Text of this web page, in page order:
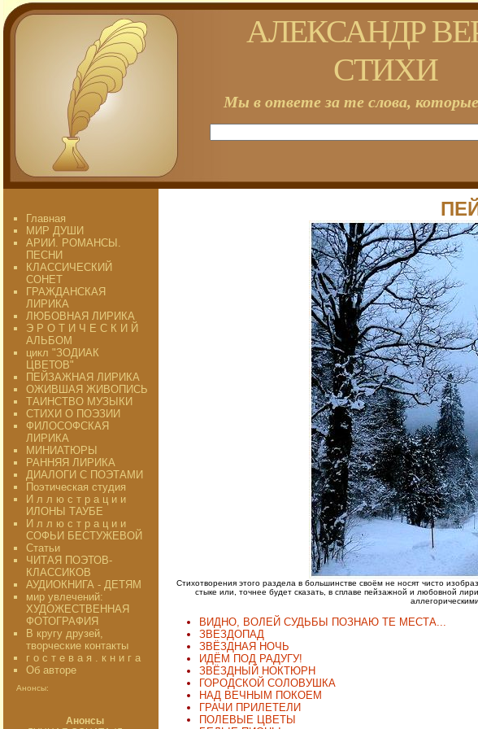
АЛЕКСАНДР
СТИХИ
Мы в ответе за те слова,
Главная
МИР ДУШИ
АРИИ. РОМАНСЫ.
ПЕСНИ
КЛАССИЧЕСКИЙ
СОНЕТ
ГРАЖДАНСКАЯ
ЛИРИКА
ЛЮБОВНАЯ ЛИРИКА
Э Р О Т И Ч Е С К И Й
АЛЬБОМ
цикл "ЗОДИАК
ЦВЕТОВ"
ПЕЙЗАЖНАЯ ЛИРИКА
ОЖИВШАЯ ЖИВОПИСЬ
ТАИНСТВО МУЗЫКИ
СТИХИ О ПОЭЗИИ
ФИЛОСОФСКАЯ
ЛИРИКА
МИНИАТЮРЫ
РАННЯЯ ЛИРИКА
ДИАЛОГИ С ПОЭТАМИ
Поэтическая студия
И л л ю с т р а ц и и
ИЛОНЫ ТАУБЕ
И л л ю с т р а ц и и
СОФЬИ БЕСТУЖЕВОЙ
Статьи
ЧИТАЯ ПОЭТОВ-
КЛАССИКОВ
АУДИОКНИГА - ДЕТЯМ
мир увлечений:
ХУДОЖЕСТВЕННАЯ
ФОТОГРАФИЯ
В кругу друзей,
творческие контакты
г о с т е в а я . к н и г а
Об авторе
Анонсы:
Анонсы
Стихотворения этого раздела в большинстве своём не носят чисто
стыке или, точнее будет сказать, в сплаве пейзажной и любовной
ВИДНО, ВОЛЕЙ СУДЬБЫ ПОЗНАЮ ТЕ МЕСТА...
ЗВЕЗДОПАД
ЗВЁЗДНАЯ НОЧЬ
ИДЁМ ПОД РАДУГУ!
ЗВЁЗДНЫЙ НОКТЮРН
ГОРОДСКОЙ СОЛОВУШКА
НАД ВЕЧНЫМ ПОКОЕМ
ГРАЧИ ПРИЛЕТЕЛИ
ПОЛЕВЫЕ ЦВЕТЫ